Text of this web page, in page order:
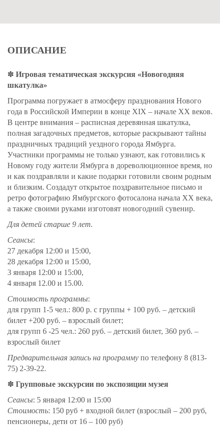
ОПИСАНИЕ
✽ Игровая тематическая экскурсия «Новогодняя
шкатулка»
Программа погружает в атмосферу празднования Нового
года в Российской Империи в конце XIX – начале XX веков.
В центре внимания – расписная деревянная шкатулка,
полная загадочных предметов, которые раскрывают тайны
праздничных традиций уездного города Ямбурга.
Участники программы не только узнают, как готовились к
Новому году жители Ямбурга в дореволюционное время, но
и как поздравляли и какие подарки готовили своим родным
и близким. Создадут открытое поздравительное письмо и
ретро фотографию Ямбургского фотосалона начала XX века,
а также своими руками изготовят новогодний сувенир.
Для детей старше 9 лет.
Сеансы:
27 декабря 12:00 и 15:00,
28 декабря 12:00 и 15:00,
3 января 12:00 и 15:00,
4 января 12.00 и 15.00.
Стоимость программы:
для групп 1-5 чел.: 800 р. с группы + 100 руб. – детский
билет +200 руб. – взрослый билет;
для групп 6 -25 чел.: 260 руб. – детский билет, 360 руб. –
взрослый билет
Предварительная запись на программу по телефону 8 (813-
75) 2-39-22.
✽ Групповые экскурсии по экспозиции музея
Сеансы: 5 января 12:00 и 15:00
Стоимость: 150 руб + входной билет (взрослый – 200 руб,
пенсионеры, дети от 16 – 100 руб)